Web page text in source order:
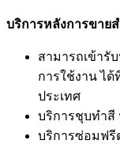
บริการหลังการขาย
สามารถเข้ารั
การใช้งาน ได้
ประเทศ
บริการชุบทำสี
บริการซ่อมฟรี